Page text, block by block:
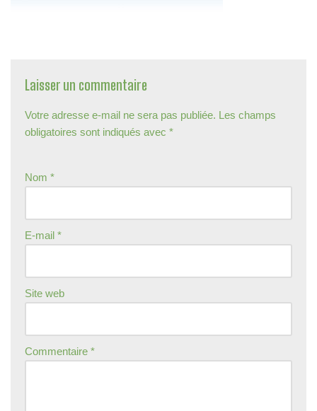
Laisser un commentaire
Votre adresse e-mail ne sera pas publiée. Les champs
obligatoires sont indiqués avec *
Nom *
E-mail *
Site web
Commentaire *